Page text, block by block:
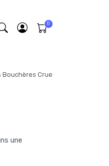
Bouchères Crue
une